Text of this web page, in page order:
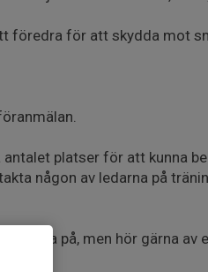
föredra för att skydda mot
platser för att kunna
någon av ledarna på
prova på, men hör gärna